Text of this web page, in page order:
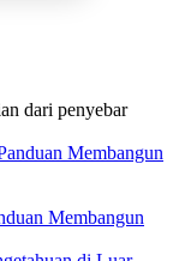
dari penyebar
Membangun